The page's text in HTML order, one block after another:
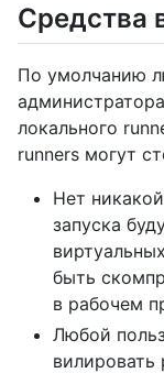
Средства
По умолчанию
локального
runners могут
Нет
запуска
быть
в рабочем
Любой
вилировать